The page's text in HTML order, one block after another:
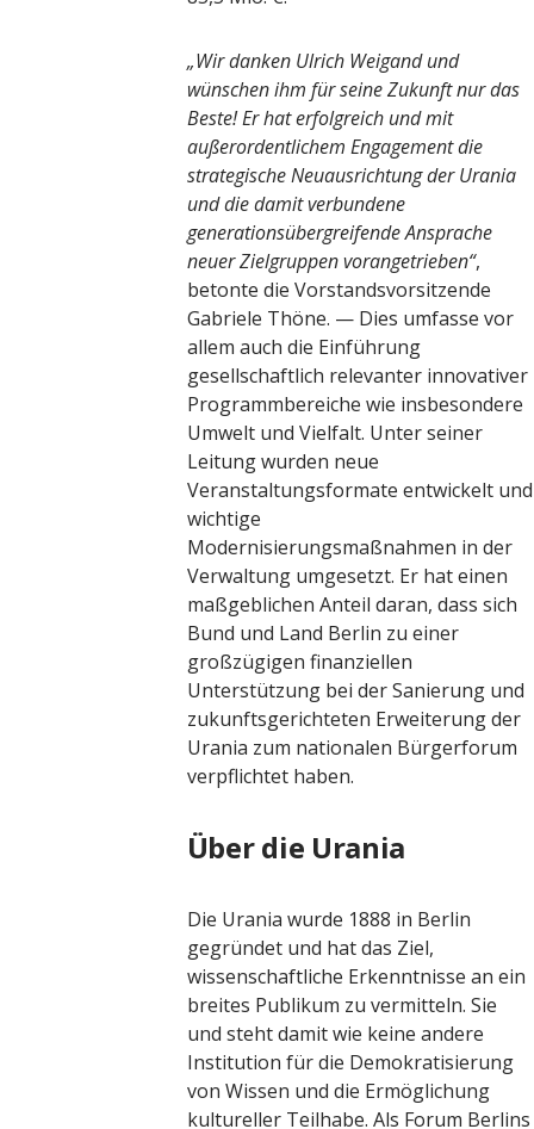
„Wir danken Ulrich Weigand und
wünschen ihm für seine Zukunft nur das
Beste! Er hat erfolgreich und mit
außerordentlichem Engagement die
strategische Neuausrichtung der Urania
und die damit verbundene
generationsübergreifende Ansprache
neuer Zielgruppen vorangetrieben“,
betonte die Vorstandsvorsitzende
Gabriele Thöne. — Dies umfasse vor
allem auch die Einführung
gesellschaftlich relevanter innovativer
Programmbereiche wie insbesondere
Umwelt und Vielfalt. Unter seiner
Leitung wurden neue
Veranstaltungsformate entwickelt und
wichtige
Modernisierungsmaßnahmen in der
Verwaltung umgesetzt. Er hat einen
maßgeblichen Anteil daran, dass sich
Bund und Land Berlin zu einer
großzügigen finanziellen
Unterstützung bei der Sanierung und
zukunftsgerichteten Erweiterung der
Urania zum nationalen Bürgerforum
verpflichtet haben.
Über die Urania
Die Urania wurde 1888 in Berlin
gegründet und hat das Ziel,
wissenschaftliche Erkenntnisse an ein
breites Publikum zu vermitteln. Sie
und steht damit wie keine andere
Institution für die Demokratisierung
von Wissen und die Ermöglichung
kultureller Teilhabe. Als Forum Berlins